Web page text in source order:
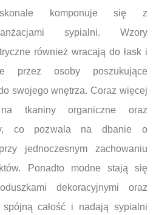
komponuje się z
sypialni. Wzory
również wracają do łask i
przez osoby poszukujące
swojego wnętrza. Coraz więcej
tkaniny organiczne oraz
co pozwala na dbanie o
jednoczesnym zachowaniu
Ponadto modne stają się
dekoracyjnymi oraz
całość i nadają sypialni